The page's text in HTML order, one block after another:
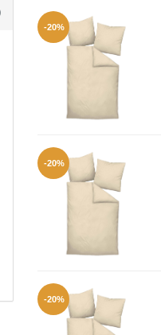
-20%
-20%
-20%